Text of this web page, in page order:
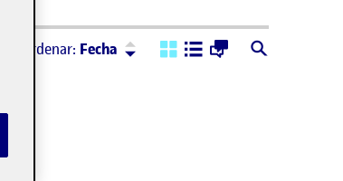
Ordenar: Fecha Ordenar:Descendente